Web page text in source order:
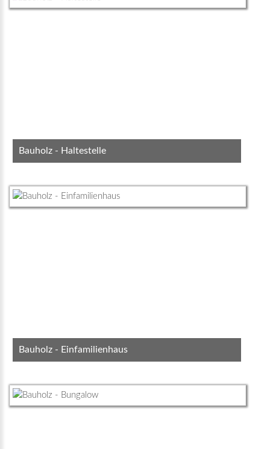
Bauholz - Haltestelle
Bauholz - Einfamilienhaus